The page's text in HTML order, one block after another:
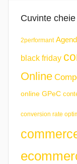
Cuvinte cheie
2performant
black friday
Online
online GPeC
conversion rate